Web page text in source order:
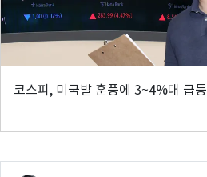
코스피, 미국발 훈풍에 3~4%대 급등